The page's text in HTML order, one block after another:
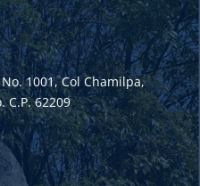
1001, Col Chamilpa,
C.P. 62209